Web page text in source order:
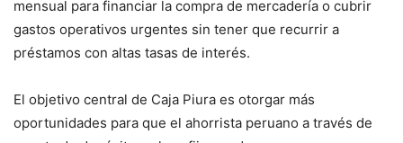
mensual para financiar la compra de mercadería o cubrir
gastos operativos urgentes sin tener que recurrir a
préstamos con altas tasas de interés.
El objetivo central de Caja Piura es otorgar más
oportunidades para que el ahorrista peruano a través de